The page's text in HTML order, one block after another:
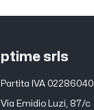
ptime srls
Partita IVA
Via Emidio Luzi, 87/c